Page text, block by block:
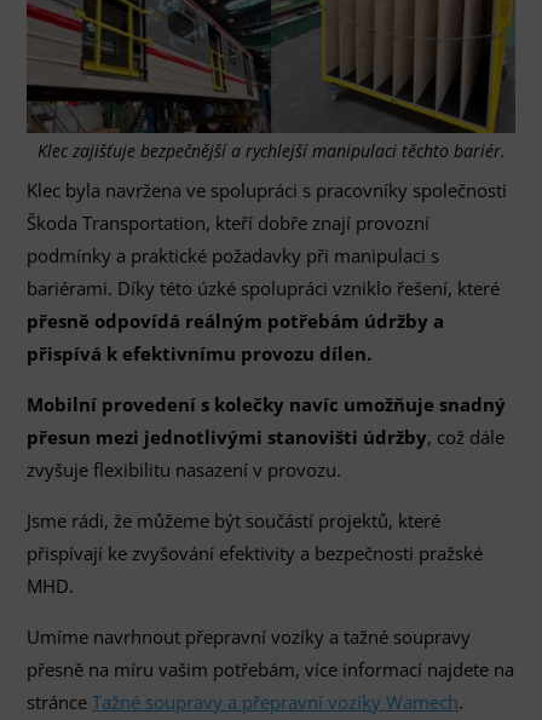
Klec zajišťuje bezpečnější a rychlejší manipulaci těchto bariér.
Klec byla navržena ve spolupráci s pracovníky společnosti
Škoda Transportation, kteří dobře znají provozní
podmínky a praktické požadavky při manipulaci s
bariérami. Díky této úzké spolupráci vzniklo řešení, které
přesně odpovídá reálným potřebám údržby a
přispívá k efektivnímu provozu dílen.
Mobilní provedení s kolečky navíc umožňuje snadný
přesun mezi jednotlivými stanovišti údržby, což dále
zvyšuje flexibilitu nasazení v provozu.
Jsme rádi, že můžeme být součástí projektů, které
přispívají ke zvyšování efektivity a bezpečnosti pražské
MHD.
Umíme navrhnout přepravní vozíky a tažné soupravy
přesně na míru vašim potřebám, více informací najdete na
stránceTažné soupravy a přepravní vozíky Wamech.